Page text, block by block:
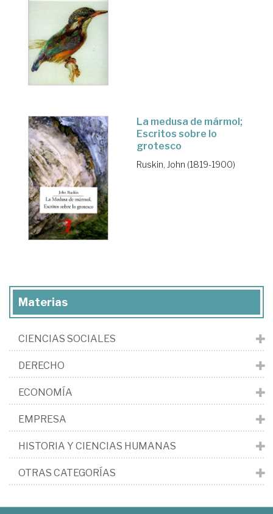
La medusa de mármol;
Escritos sobre lo
grotesco
Ruskin, John (1819-1900)
Materias
CIENCIAS SOCIALES
DERECHO
ECONOMÍA
EMPRESA
HISTORIA Y CIENCIAS HUMANAS
OTRAS CATEGORÍAS